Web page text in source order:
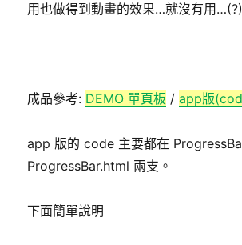
用也做得到動畫的效果…就沒有用…(?)
成品參考: DEMO 單頁板 /app版
app 版的 code 主要都在
ProgressBar.html 兩支。
下面簡單說明